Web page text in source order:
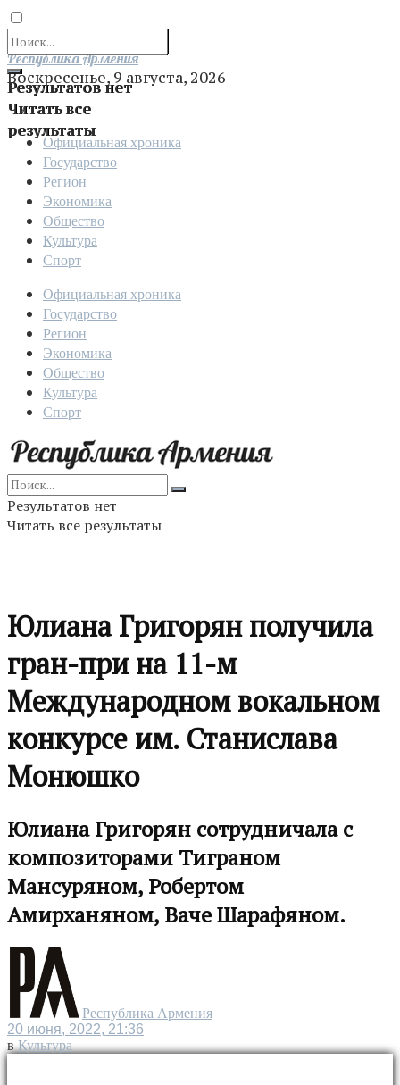
Результатов нет
Читать все
результаты
Отправить
Республика Армения
Воскресенье, 9 августа, 2026
Официальная хроника
Государство
Регион
Экономика
Общество
Культура
Спорт
Официальная хроника
Государство
Регион
Экономика
Общество
Культура
Спорт
Результатов нет
Читать все результаты
Юлиана Григорян получила
гран-при на 11-м
Международном вокальном
конкурсе им. Станислава
Монюшко
Юлиана Григорян сотрудничала с
композиторами Тиграном
Мансуряном, Робертом
Амирханяном, Ваче Шарафяном.
Республика Армения
20 июня, 2022, 21:36
в Культура